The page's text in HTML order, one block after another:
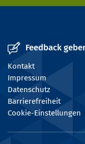
Feedback
Kontakt
Impressum
Datenschutz
Barrierefreiheit
Cookie-Einstellungen